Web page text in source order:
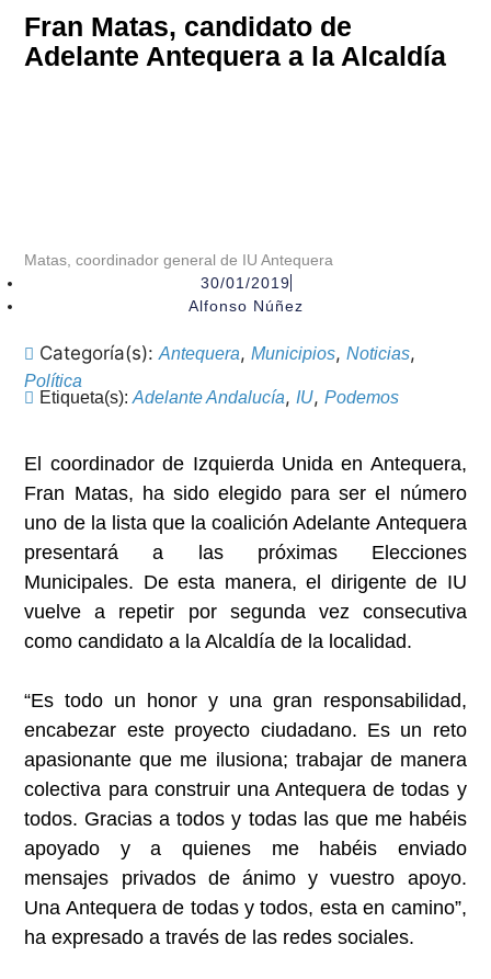
Fran Matas, candidato de
Adelante Antequera a la Alcaldía
Matas, coordinador general de IU Antequera
30/01/2019
Alfonso Núñez
Categoría(s):Antequera, Municipios, Noticias,
Política
Etiqueta(s):Adelante Andalucía, IU, Podemos
El coordinador de Izquierda Unida en Antequera,
Fran Matas, ha sido elegido para ser el número
uno de la lista que la coalición Adelante Antequera
presentará a las próximas Elecciones
Municipales. De esta manera, el dirigente de IU
vuelve a repetir por segunda vez consecutiva
como candidato a la Alcaldía de la localidad.
“Es todo un honor y una gran responsabilidad,
encabezar este proyecto ciudadano. Es un reto
apasionante que me ilusiona; trabajar de manera
colectiva para construir una Antequera de todas y
todos. Gracias a todos y todas las que me habéis
apoyado y a quienes me habéis enviado
mensajes privados de ánimo y vuestro apoyo.
Una Antequera de todas y todos, esta en camino”,
ha expresado a través de las redes sociales.